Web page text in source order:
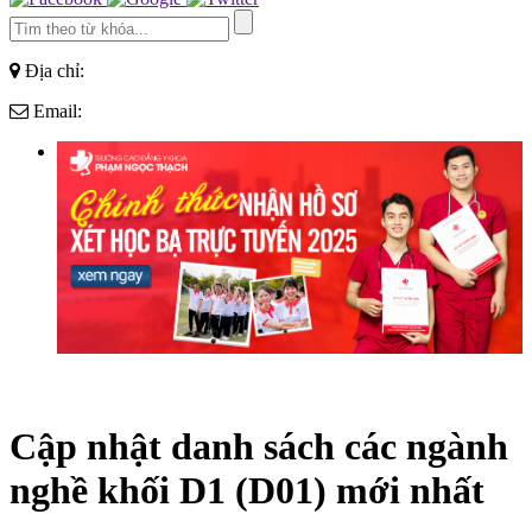
Địa chỉ:
Email:
Cập nhật danh sách các ngành
nghề khối D1 (D01) mới nhất